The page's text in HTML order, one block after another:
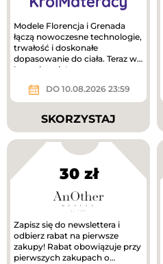
Modele Florencja i Grenada
łączą nowoczesne technologie,
trwałość i doskonałe
dopasowanie do ciała. Teraz w
lepszej cenie!
DO 10.08.2026 23:59
SKORZYSTAJ
30 zł
Zapisz się do newslettera i
odbierz rabat na pierwsze
zakupy! Rabat obowiązuje przy
pierwszych zakupach o